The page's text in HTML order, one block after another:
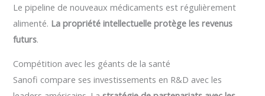
Le pipeline de nouveaux médicaments est régulièrement
alimenté. La propriété intellectuelle protège les revenus
futurs.
Compétition avec les géants de la santé
Sanofi compare ses investissements en R&D avec les